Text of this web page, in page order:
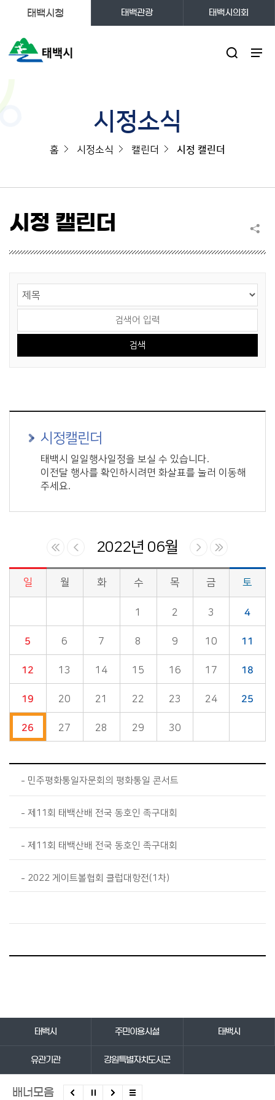
태백시청 태백관광 태백시의회
시정소식
홈 시정소식 캘린더 시정 캘린더
시정 캘린더
시정캘린더
태백시 일일행사일정을 보실 수 있습니다.
이전달 행사를 확인하시려면 화살표를 눌러 이동해
주세요.
2022년 06월
시정소식>시정 캘린더 게시판의 (2022년 06월) 달력형태로 일정명, 일정내용을 제공합니다.
일 월 화 수 목 금 토
1 2 3 4
5 6 7 8 9 10 11
12 13 14 15 16 17 18
19 20 21 22 23 24 25
26 27 28 29 30
민주평화통일자문회의 평화통일 콘서트
제11회 태백산배 전국 동호인 족구대회
제11회 태백산배 전국 동호인 족구대회
2022 게이트볼협회 클럽대항전(1차)
태백시 주민이용시설 태백시
유관기관 강원특별자치도시군
배너모음